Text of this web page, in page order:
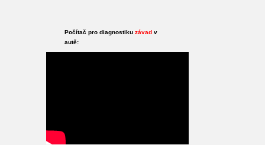
Počítač pro diagnostiku závad v
autě: